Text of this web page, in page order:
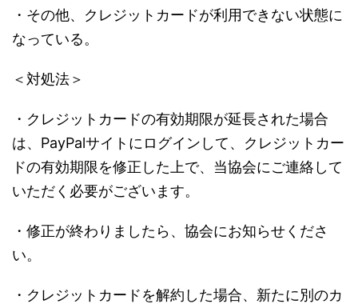
・その他、クレジットカードが利用できない状態に
なっている。
＜対処法＞
・クレジットカードの有効期限が延長された場合
は、PayPalサイトにログインして、クレジットカー
ドの有効期限を修正した上で、当協会にご連絡して
いただく必要がございます。
・修正が終わりましたら、協会にお知らせくださ
い。
・クレジットカードを解約した場合、新たに別のカ